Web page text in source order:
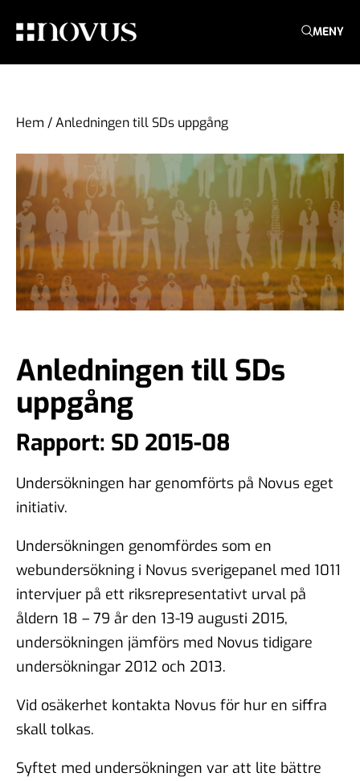
MENY
Hem /Anledningen till SDs uppgång
Anledningen till SDs
uppgång
Rapport: SD 2015-08
Undersökningen har genomförts på Novus eget
initiativ.
Undersökningen genomfördes som en
webundersökning i Novus sverigepanel med 1011
intervjuer på ett riksrepresentativt urval på
åldern 18 – 79 år den 13-19 augusti 2015,
undersökningen jämförs med Novus tidigare
undersökningar 2012 och 2013.
Vid osäkerhet kontakta Novus för hur en siffra
skall tolkas.
Syftet med undersökningen var att lite bättre